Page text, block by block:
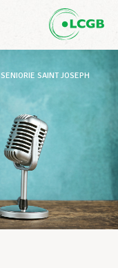
SENIORIE SAINT JOSEPH